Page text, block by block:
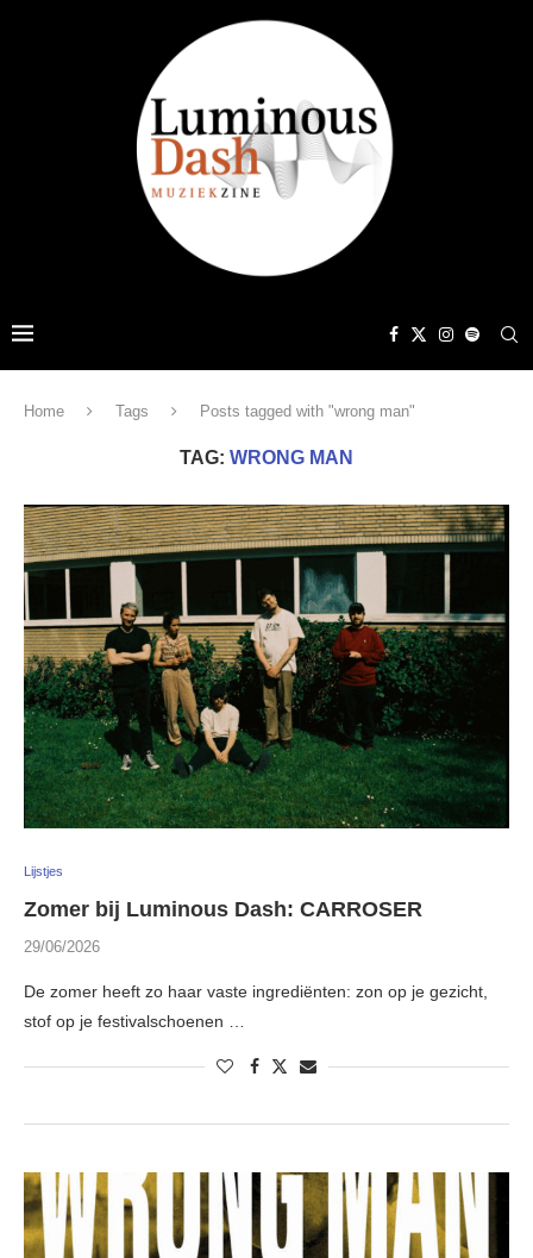
Home Tags Posts tagged with "wrong man"
TAG: WRONG MAN
Lijstjes
Zomer bij Luminous Dash: CARROSER
29/06/2026
De zomer heeft zo haar vaste ingrediënten: zon op je gezicht,
stof op je festivalschoenen …